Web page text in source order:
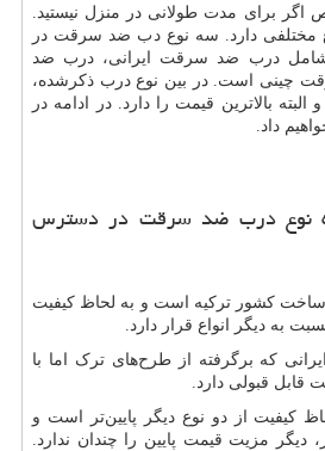
برای مدت طولانی در منزل نیستید.
مختلفی دارد. سه نوع دب ضد سرقت در
شامل درب ضد سرقت ایرانی، درب ضد
چینی است. در بین نوع درب ذکرشده،
بالاترین قیمت را دارد. در ادامه در
داد.
نوع درب ضد سرقت در دسترس
کشور ترکیه است و به لحاظ کیفیت
به دیگر انواع قرار دارد.
ایرانی که برگرفته از طرح‌های ترک اما با
قابل قبولی دارد.
کیفیت از دو نوع دیگر پایین‌تر است و
دیگر مزیت قیمت پایین را چندان ندارد.